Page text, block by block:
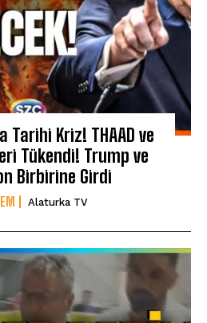
Tarihi Kriz! THAAD ve
Tükendi! Trump ve
Birbirine Girdi
Alaturka TV